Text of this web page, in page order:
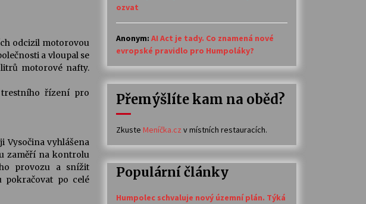
odcizil motorovou
a vloupal se
motorové nafty.
trestního řízení pro
Vysočina vyhlášena
zaměří na kontrolu
provozu a snížit
po celé
ozvat
Anonym: AI Act je tady. Co znamená nové
evropské pravidlo pro Humpoláky?
Přemýšlíte kam na oběd?
Zkuste Meníčka.cz v místních restauracích.
Populární články
Humpolec schvaluje nový územní plán. Týká